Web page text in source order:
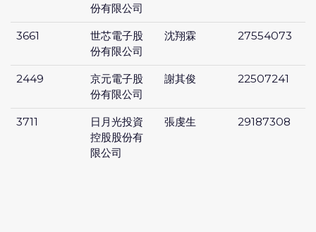
份有限公司
3661
世芯電子股
份有限公司
沈翔霖 27554073
2449
京元電子股
份有限公司
謝其俊 22507241
3711
日月光投資
控股股份有
限公司
張虔生 29187308